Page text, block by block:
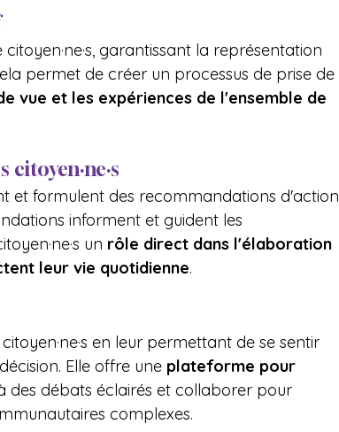
garantissant la représentation
permet de créer un processus de prise de
vue et les expériences de l'ensemble de
et formulent des recommandations d'action
informent et guident les
un rôle direct dans l'élaboration
leur vie quotidienne.
en leur permettant de se sentir
Elle offre une plateforme pour
des débats éclairés et collaborer pour
complexes.